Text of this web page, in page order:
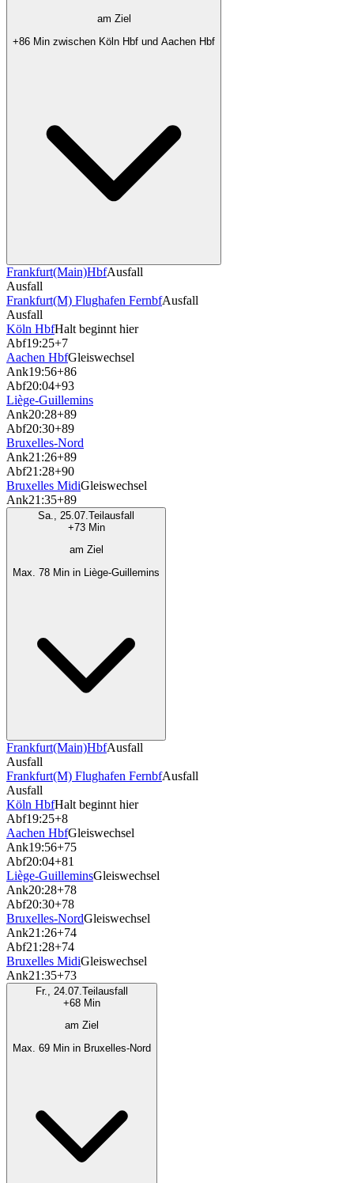
am Ziel
+86 Min zwischen Köln Hbf und Aachen Hbf
Frankfurt(Main)HbfAusfall
Ausfall
Frankfurt(M) Flughafen FernbfAusfall
Ausfall
Köln HbfHalt beginnt hier
Abf19:25+7
Aachen HbfGleiswechsel
Ank19:56+86
Abf20:04+93
Liège-Guillemins
Ank20:28+89
Abf20:30+89
Bruxelles-Nord
Ank21:26+89
Abf21:28+90
Bruxelles MidiGleiswechsel
Ank21:35+89
Sa., 25.07.Teilausfall
+73 Min
am Ziel
Max. 78 Min in Liège-Guillemins
Frankfurt(Main)HbfAusfall
Ausfall
Frankfurt(M) Flughafen FernbfAusfall
Ausfall
Köln HbfHalt beginnt hier
Abf19:25+8
Aachen HbfGleiswechsel
Ank19:56+75
Abf20:04+81
Liège-GuilleminsGleiswechsel
Ank20:28+78
Abf20:30+78
Bruxelles-NordGleiswechsel
Ank21:26+74
Abf21:28+74
Bruxelles MidiGleiswechsel
Ank21:35+73
Fr., 24.07.Teilausfall
+68 Min
am Ziel
Max. 69 Min in Bruxelles-Nord